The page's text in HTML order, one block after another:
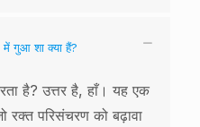
में गुआ शा क्या हैं?
है? उत्तर है, हाँ। यह एक
रक्त परिसंचरण को बढ़ावा